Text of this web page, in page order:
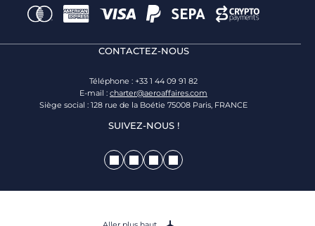
CONTACTEZ-NOUS
Téléphone : +33 1 44 09 91 82
E-mail : charter@aeroaffaires.com
Siège social : 128 rue de la Boétie 75008 Paris, FRANCE
SUIVEZ-NOUS !